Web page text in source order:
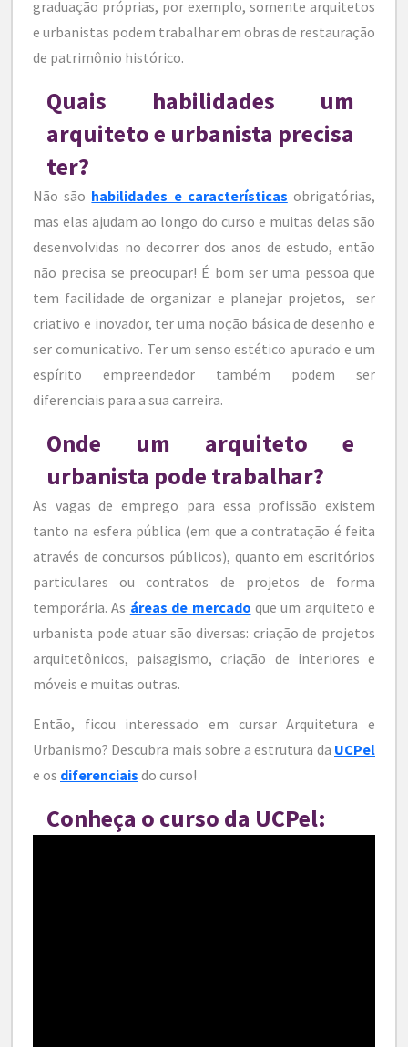
graduação próprias, por exemplo, somente arquitetos
e urbanistas podem trabalhar em obras de restauração
de patrimônio histórico.
Quais habilidades um
arquiteto e urbanista precisa
ter?
Não são habilidades e características obrigatórias,
mas elas ajudam ao longo do curso e muitas delas são
desenvolvidas no decorrer dos anos de estudo, então
não precisa se preocupar! É bom ser uma pessoa que
tem facilidade de organizar e planejar projetos, ser
criativo e inovador, ter uma noção básica de desenho e
ser comunicativo. Ter um senso estético apurado e um
espírito empreendedor também podem ser
diferenciais para a sua carreira.
Onde um arquiteto e
urbanista pode trabalhar?
As vagas de emprego para essa profissão existem
tanto na esfera pública (em que a contratação é feita
através de concursos públicos), quanto em escritórios
particulares ou contratos de projetos de forma
temporária. As áreas de mercado que um arquiteto e
urbanista pode atuar são diversas: criação de projetos
arquitetônicos, paisagismo, criação de interiores e
móveis e muitas outras.
Então, ficou interessado em cursar Arquitetura e
Urbanismo? Descubra mais sobre a estrutura da UCPel
e os diferenciais do curso!
Conheça o curso da UCPel: